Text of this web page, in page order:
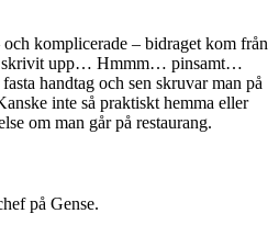
komplicerade – bidraget kom från
skrivit upp… Hmmm… pinsamt…
handtag och sen skruvar man på
inte så praktiskt hemma eller
om man går på restaurang.
på Gense.